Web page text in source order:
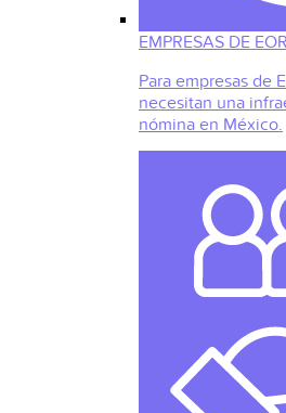
EMPRESAS DE EOR
Para empresas de
necesitan una
nómina en México.